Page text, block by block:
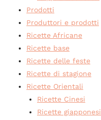
Prodotti
Produttori e prodotti
Ricette Africane
Ricette base
Ricette delle feste
Ricette di stagione
Ricette Orientali
Ricette Cinesi
Ricette giapponesi